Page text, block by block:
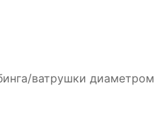
ватрушки диаметром